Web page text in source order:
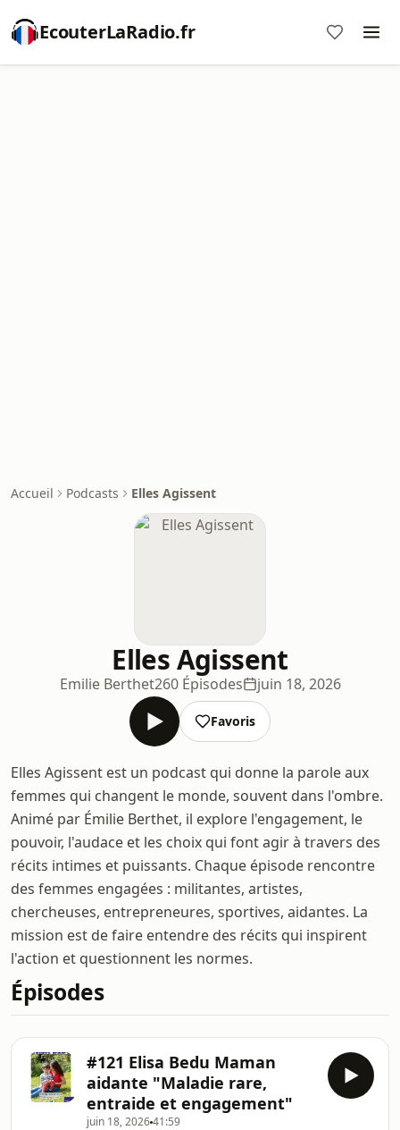
EcouterLaRadio.fr
Accueil Podcasts Elles Agissent
Elles Agissent
Emilie Berthet260 Épisodes juin 18, 2026
Favoris
Elles Agissent est un podcast qui donne la parole aux
femmes qui changent le monde, souvent dans l'ombre.
Animé par Émilie Berthet, il explore l'engagement, le
pouvoir, l'audace et les choix qui font agir à travers des
récits intimes et puissants. Chaque épisode rencontre
des femmes engagées : militantes, artistes,
chercheuses, entrepreneures, sportives, aidantes. La
mission est de faire entendre des récits qui inspirent
l'action et questionnent les normes.
Épisodes
#121 Elisa Bedu Maman
aidante "Maladie rare,
entraide et engagement"
juin 18, 202641:59